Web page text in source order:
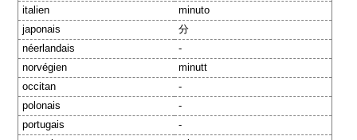
italien
minuto
japonais
分
néerlandais
-
norvégien
minutt
occitan
-
polonais
-
portugais
-